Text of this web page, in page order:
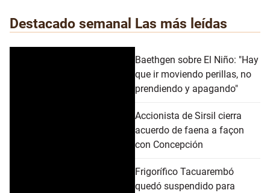
Destacado semanal Las más leídas
Baethgen sobre El Niño: "Hay
que ir moviendo perillas, no
prendiendo y apagando"
Accionista de Sirsil cierra
acuerdo de faena a façon
con Concepción
Frigorífico Tacuarembó
quedó suspendido para